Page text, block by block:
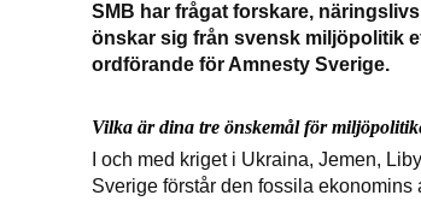
SMB har frågat forskare,
önskar sig från svensk miljöpolitik
ordförande för Amnesty Sverige.
Vilka är dina tre önskemål för
I och med kriget i Ukraina, Jemen,
Sverige förstår den fossila